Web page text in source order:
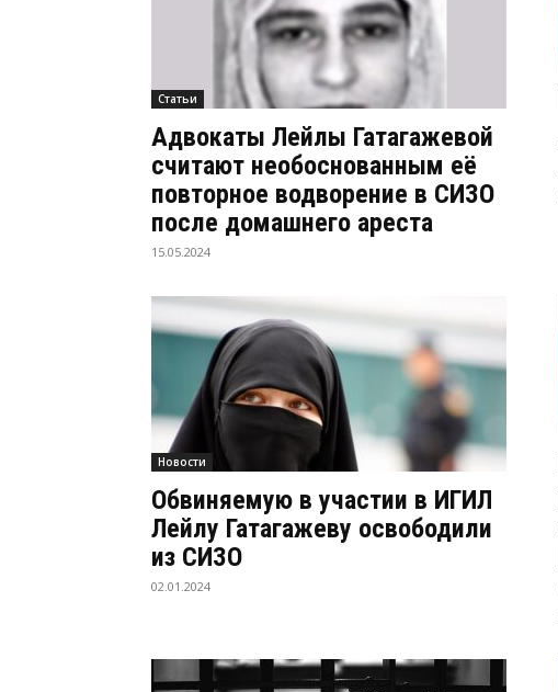
Статьи
Адвокаты Лейлы Гатагажевой
считают необоснованным её
повторное водворение в СИЗО
после домашнего ареста
15.05.2024
Новости
Обвиняемую в участии в ИГИЛ
Лейлу Гатагажеву освободили
из СИЗО
02.01.2024